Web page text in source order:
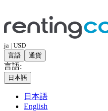
ja | USD
言語
通貨
言語:
日本語
日本語
English